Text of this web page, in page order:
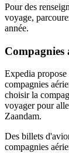
Pour des
voyage,
année.
Compagnies
Expedia propose
compagnies
choisir la
voyager pour
Zaandam.
Des billets
compagnies